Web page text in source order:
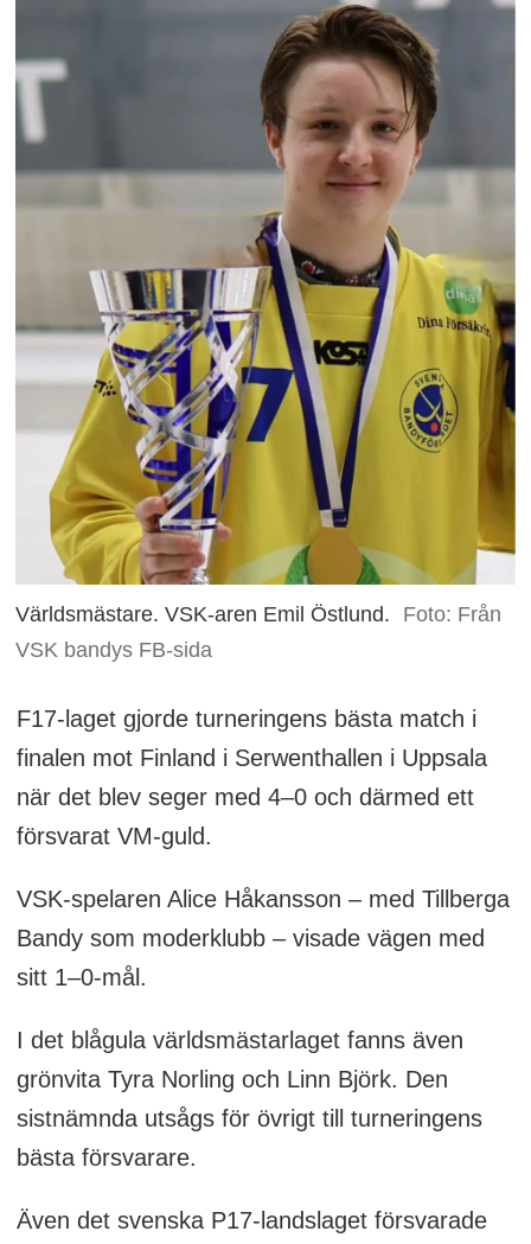
Världsmästare. VSK-aren Emil Östlund.
Foto: Från
VSK bandys FB-sida
F17-laget gjorde turneringens bästa match i
finalen mot Finland i Serwenthallen i Uppsala
när det blev seger med 4–0 och därmed ett
försvarat VM-guld.
VSK-spelaren Alice Håkansson – med Tillberga
Bandy som moderklubb – visade vägen med
sitt 1–0-mål.
I det blågula världsmästarlaget fanns även
grönvita Tyra Norling och Linn Björk. Den
sistnämnda utsågs för övrigt till turneringens
bästa försvarare.
Även det svenska P17-landslaget försvarade